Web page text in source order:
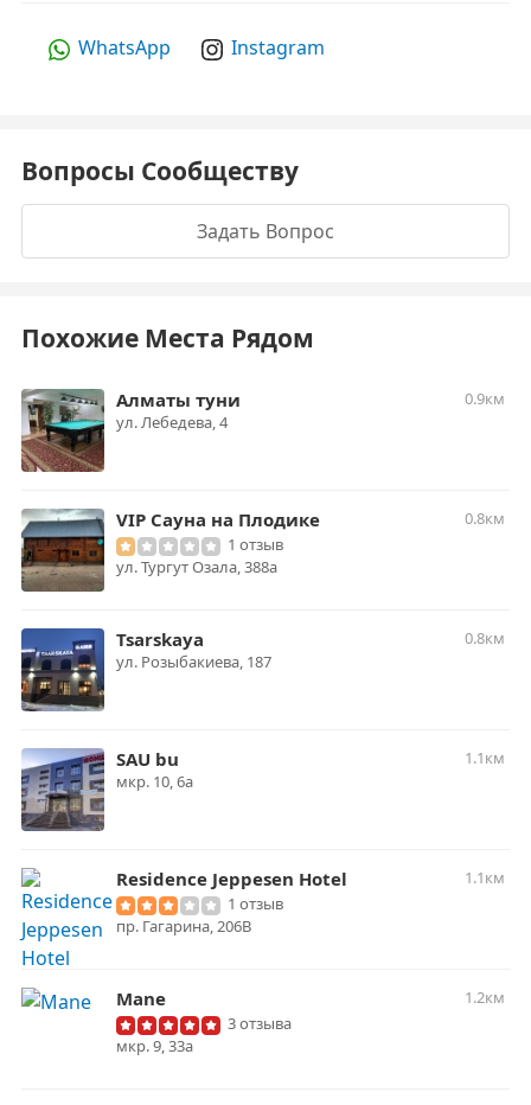
WhatsApp Instagram
Вопросы Сообществу
Задать Вопрос
Похожие Места Рядом
Алматы туни
0.9км
ул. Лебедева, 4
VIP Сауна на Плодике
0.8км
1 отзыв
ул. Тургут Озала, 388а
Tsarskaya
0.8км
ул. Розыбакиева, 187
SAU bu
1.1км
мкр. ​10, 6а
Residence Jeppesen Hotel
1.1км
1 отзыв
пр. Гагарина, 206В
Mane
1.2км
3 отзыва
мкр. 9, 33а